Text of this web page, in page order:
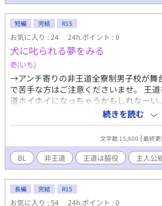
短編 完結 R15
お気に入り : 24 24h.ポイント : 0
犬に叱られる夢をみる
壱(いち)
→アンチ寄りの非王道全寮制男子校が舞
で苦手な方はご注意くださいませ。 王
道ホイホイになっちゃうかもしれなーい
ません。 →予約更新の為、連載になりま
2/20です。
続きを読む
文字数 15,800 最終
BL 非王道 王道は脇役 主人公
長編 完結 R15
お気に入り : 54 24h.ポイント : 0